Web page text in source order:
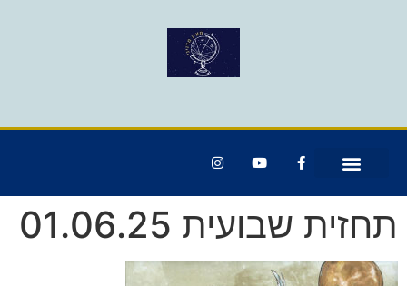
תחזית שבועית 01.06.25